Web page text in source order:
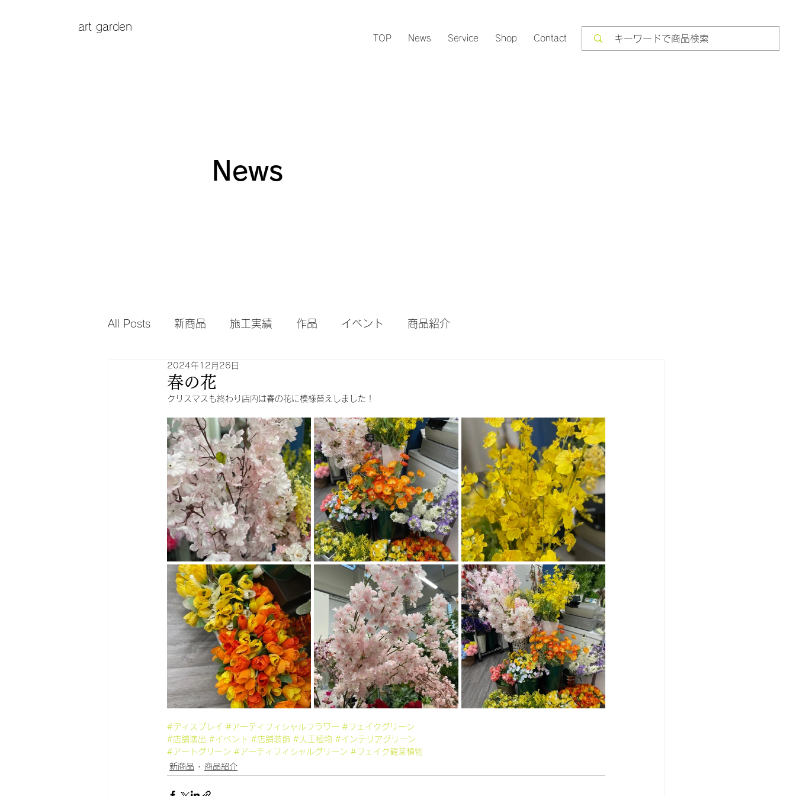
art garden
TOP News Service Shop Contact
News
All Posts 新商品 施工実績 作品 イベント 商品紹介
春の花
2024年12月26日
クリスマスも終わり店内は春の花に模様替えしました！
#ディスプレイ #アーティフィシャルフラワー #フェイクグリーン
#店舗演出 #イベント #店舗装飾 #人工植物 #インテリアグリーン
#アートグリーン #アーティフィシャルグリーン #フェイク観葉植物
新商品
商品紹介